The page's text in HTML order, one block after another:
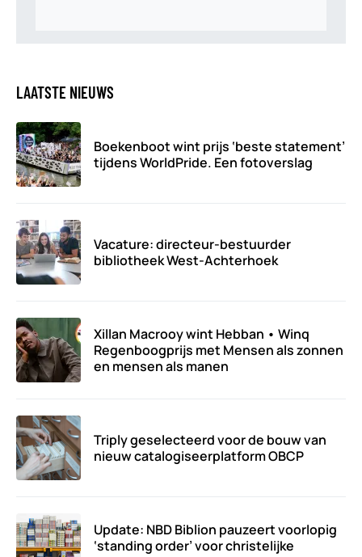
LAATSTE NIEUWS
Boekenboot wint prijs ‘beste statement’
tijdens WorldPride. Een fotoverslag
Vacature: directeur-bestuurder
bibliotheek West-Achterhoek
Xillan Macrooy wint Hebban • Winq
Regenboogprijs met Mensen als zonnen
en mensen als manen
Triply geselecteerd voor de bouw van
nieuw catalogiseerplatform OBCP
Update: NBD Biblion pauzeert voorlopig
‘standing order’ voor christelijke